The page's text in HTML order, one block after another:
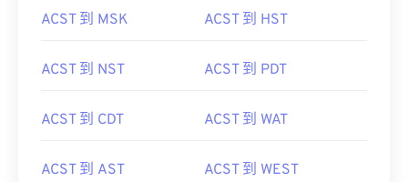
ACST 到 MSK ACST 到 HST
ACST 到 NST ACST 到 PDT
ACST 到 CDT ACST 到 WAT
ACST 到 AST ACST 到 WEST